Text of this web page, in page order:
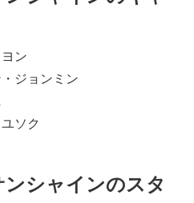
ヨン
ジョンミン
ニ
ユソク
シャインのスタ